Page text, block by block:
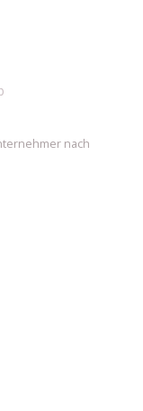
nach